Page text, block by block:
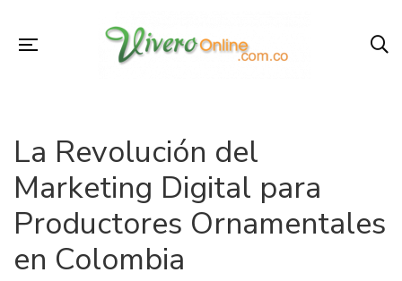
La Revolución del
Marketing Digital para
Productores Ornamentales
en Colombia